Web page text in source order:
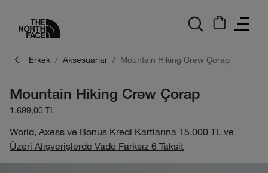
Erkek Aksesuarlar Mountain Hiking Crew Çorap
Mountain Hiking Crew Çorap
1.699,00 TL
World, Axess ve Bonus Kredi Kartlarına 15.000 TL ve
Üzeri Alışverişlerde Vade Farksız 6 Taksit